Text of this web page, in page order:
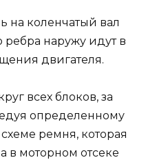
на коленчатый вал
ребра наружу идут в
двигателя.
всех блоков, за
определенному
ремня, которая
в моторном отсеке